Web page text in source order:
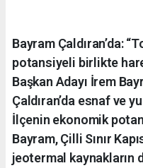
Bayram Çaldıran’da:
potansiyeli birlikte
Başkan Adayı İrem
Çaldıran’da esnaf ve
İlçenin ekonomik
Bayram, Çilli Sınır
jeotermal kaynakların